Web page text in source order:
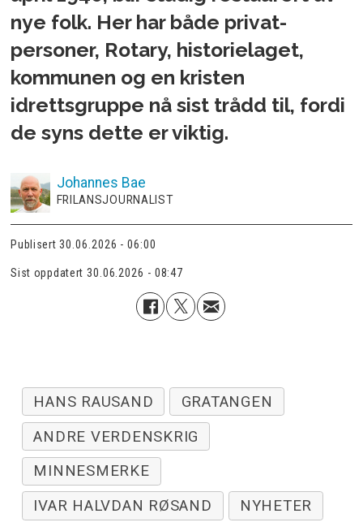
nye folk. Her har både privat­
personer, Rotary, historielaget,
kommunen og en kristen
idrettsgruppe nå sist trådd til, fordi
de syns dette er viktig.
Johannes Bae
FRILANSJOURNALIST
Publisert 30.06.2026 - 06:00
Sist oppdatert 30.06.2026 - 08:47
HANS RAUSAND
GRATANGEN
ANDRE VERDENSKRIG
MINNESMERKE
IVAR HALVDAN RØSAND
NYHETER